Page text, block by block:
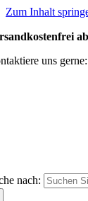
Zum Inhalt
uns gerne:
nach: